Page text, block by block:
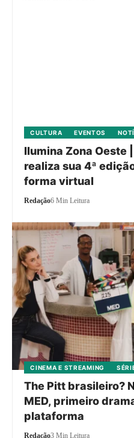
CULTURA EVENTOS
Ilumina Zona Oeste
realiza sua 4ª
forma virtual
Redação6 Min Leitura
CINEMA E STREAMING
The Pitt brasileiro?
MED, primeiro
plataforma
Redação3 Min Leitura